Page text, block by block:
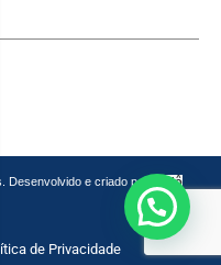
Desenvolvido e criado por
Cadô
de Privacidade